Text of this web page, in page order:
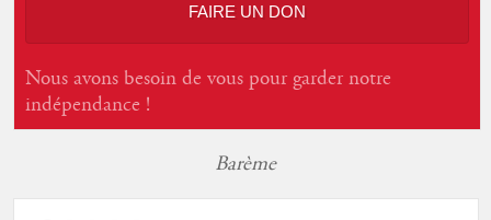
FAIRE UN DON
Nous avons besoin de vous pour garder notre
indépendance !
Barème